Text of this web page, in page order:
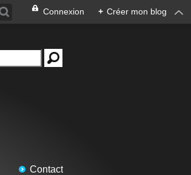
Connexion + Créer mon blog
Contact